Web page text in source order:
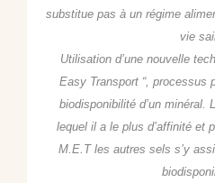
substitue pas à un régime
vie
Utilisation d’une nouvelle
Easy Transport “, processus
biodisponibilité d’un minéral.
lequel il a le plus d’affinité et
M.E.T les autres sels s’y